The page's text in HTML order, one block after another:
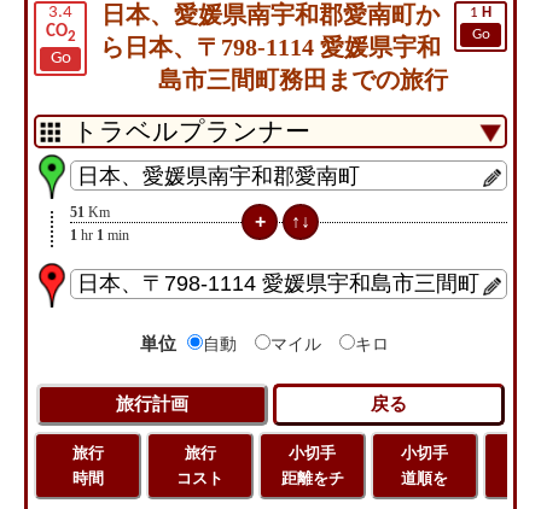
3.4
CO2
Go
1 H
Go
日本、愛媛県南宇和郡愛南町か
ら日本、〒798-1114 愛媛県宇和
島市三間町務田までの旅行
51 Km
1 hr 1 min
単位 自動 マイル キロ
旅行
時間
旅行
コスト
小切手
距離をチ
小切手
道順を